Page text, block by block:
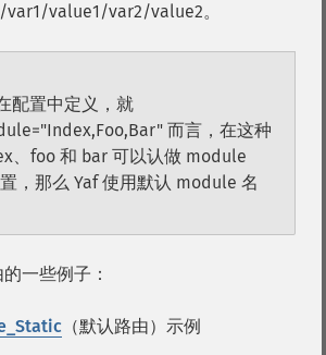
value1/var2/value2。
配置中定义，就
而言，在这种
、foo 和 bar 可以认做 module
，那么 Yaf 使用默认 module 名
一些例子：
（默认路由）示例